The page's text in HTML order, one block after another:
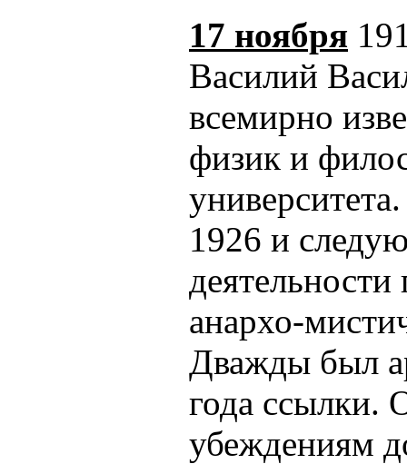
17 ноября
Василий
всемирно
физик и
1926 и
анархо-
Дважды был
года ссылки.
убеждениям